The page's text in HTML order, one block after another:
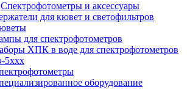
Спектрофотометры и аксессуары
для кювет и светофильтров
для спектрофотометров
ХПК в воде для спектрофотометров
5ххх
оборудование